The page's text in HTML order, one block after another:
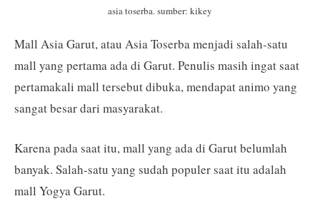
asia toserba. sumber: kikey
Mall Asia Garut, atau Asia Toserba menjadi salah-satu
mall yang pertama ada di Garut. Penulis masih ingat saat
pertamakali mall tersebut dibuka, mendapat animo yang
sangat besar dari masyarakat.
Karena pada saat itu, mall yang ada di Garut belumlah
banyak. Salah-satu yang sudah populer saat itu adalah
mall Yogya Garut.